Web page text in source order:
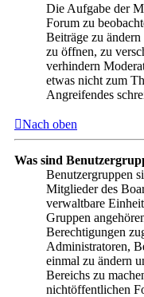
Die Aufgabe der
Forum zu
Beiträge zu
zu öffnen, zu
verhindern
etwas nicht zum
Angreifendes
Nach oben
Was sind
Benutzergruppen
Mitglieder des
verwaltbare
Gruppen
Berechtigungen
Administratoren,
einmal zu ändern
Bereichs zu
nichtöffentlichen